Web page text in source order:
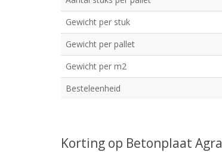
Gewicht per stuk
Gewicht per pallet
Gewicht per m2
Besteleenheid
Korting op Betonplaat